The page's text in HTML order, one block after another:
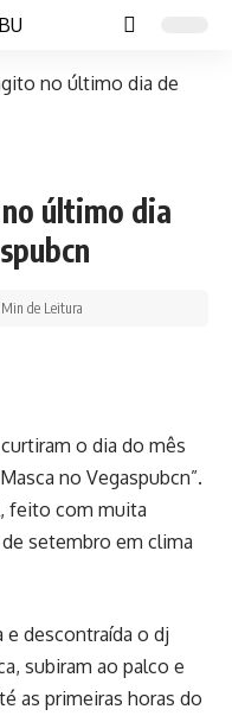
no último dia de
último dia
Min de Leitura
o dia do mês
no Vegaspubcn”.
feito com muita
setembro em clima
e descontraída o dj
subiram ao palco e
as primeiras horas do